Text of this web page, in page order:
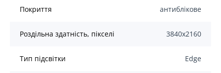
Покриття антиблікове
Роздільна здатність, пікселі 3840x2160
Тип підсвітки Edge